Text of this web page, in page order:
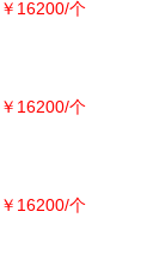
￥16200/个
￥16200/个
￥16200/个